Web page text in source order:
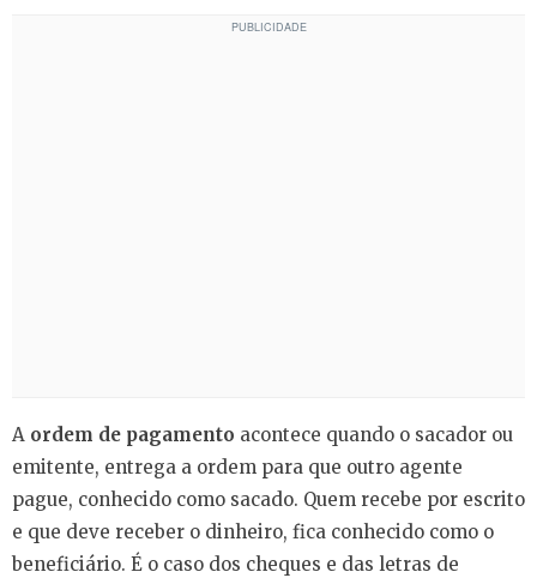
A ordem de pagamento acontece quando o sacador ou
emitente, entrega a ordem para que outro agente
pague, conhecido como sacado. Quem recebe por escrito
e que deve receber o dinheiro, fica conhecido como o
beneficiário. É o caso dos cheques e das letras de